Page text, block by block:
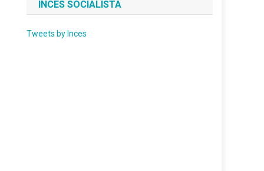
INCES SOCIALISTA
Tweets by Inces